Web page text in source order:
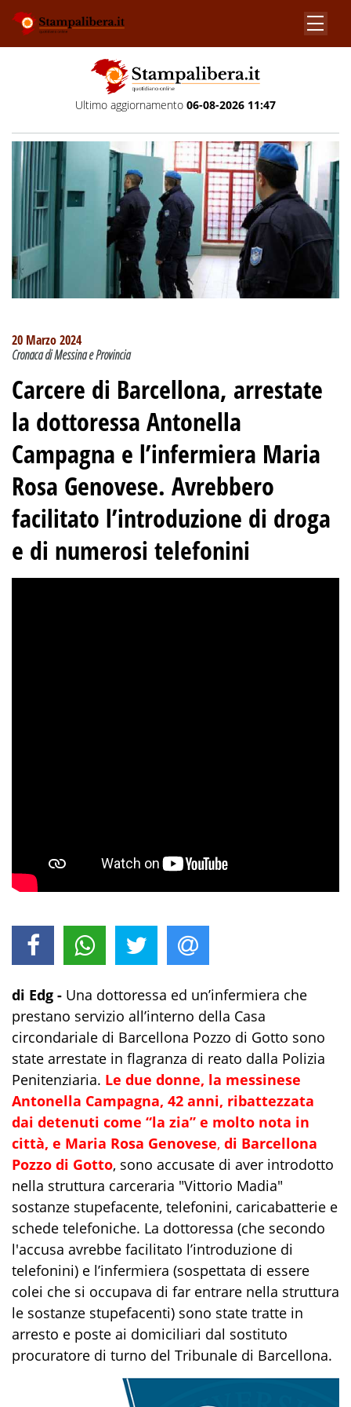
Ultimo aggiornamento 06-08-2026 11:47
20 Marzo 2024
Cronaca di Messina e Provincia
Carcere di Barcellona, arrestate
la dottoressa Antonella
Campagna e l’infermiera Maria
Rosa Genovese. Avrebbero
facilitato l’introduzione di droga
e di numerosi telefonini
di Edg - Una dottoressa ed un’infermiera che
prestano servizio all’interno della Casa
circondariale di Barcellona Pozzo di Gotto sono
state arrestate in flagranza di reato dalla Polizia
Penitenziaria. Le due donne, la messinese
Antonella Campagna, 42 anni, ribattezzata
dai detenuti come “la zia” e molto nota in
città, e Maria Rosa Genovese, di Barcellona
Pozzo di Gotto, sono accusate di aver introdotto
nella struttura carceraria "Vittorio Madia"
sostanze stupefacente, telefonini, caricabatterie e
schede telefoniche. La dottoressa (che secondo
l'accusa avrebbe facilitato l’introduzione di
telefonini) e l’infermiera (sospettata di essere
colei che si occupava di far entrare nella struttura
le sostanze stupefacenti) sono state tratte in
arresto e poste ai domiciliari dal sostituto
procuratore di turno del Tribunale di Barcellona.